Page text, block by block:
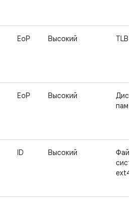
EoP Высокий TLB
EoP Высокий
ID Высокий
ext4